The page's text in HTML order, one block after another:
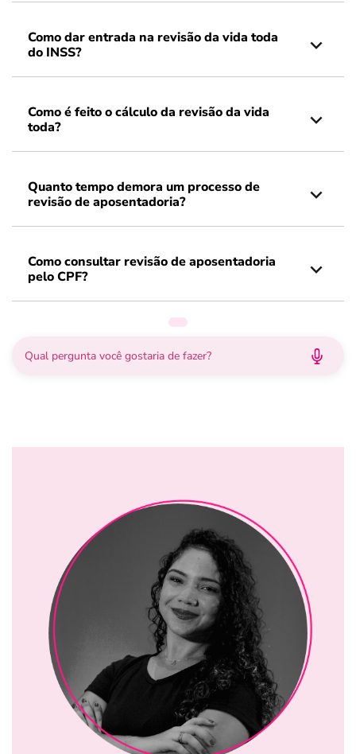
Como dar entrada na revisão da vida toda
do INSS?
Como é feito o cálculo da revisão da vida
toda?
Quanto tempo demora um processo de
revisão de aposentadoria?
Como consultar revisão de aposentadoria
pelo CPF?